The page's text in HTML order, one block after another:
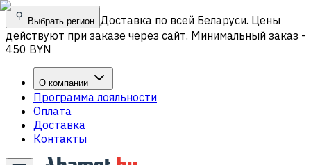
Выбрать регион Доставка по всей Беларуси. Цены
действуют при заказе через сайт. Минимальный заказ -
450 BYN
О компании
Программа лояльности
Оплата
Доставка
Контакты